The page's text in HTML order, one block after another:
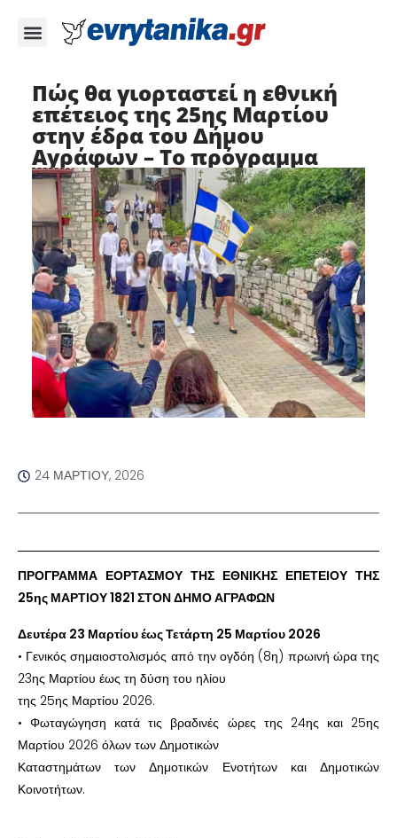
Πώς θα γιορταστεί η εθνική
επέτειος της 25ης Μαρτίου
στην έδρα του Δήμου
Αγράφων – Το πρόγραμμα
24 ΜΑΡΤΊΟΥ, 2026
ΠΡΟΓΡΑΜΜΑ ΕΟΡΤΑΣΜΟΥ ΤΗΣ ΕΘΝΙΚΗΣ ΕΠΕΤΕΙΟΥ ΤΗΣ
25ης ΜΑΡΤΙΟΥ 1821 ΣΤΟΝ ΔΗΜΟ ΑΓΡΑΦΩΝ
Δευτέρα 23 Μαρτίου έως Τετάρτη 25 Μαρτίου 2026
• Γενικός σημαιοστολισμός από την ογδόη (8η) πρωινή ώρα της
23ης Μαρτίου έως τη δύση του ηλίου
της 25ης Μαρτίου 2026.
• Φωταγώγηση κατά τις βραδινές ώρες της 24ης και 25ης
Μαρτίου 2026 όλων των Δημοτικών
Καταστημάτων των Δημοτικών Ενοτήτων και Δημοτικών
Κοινοτήτων.